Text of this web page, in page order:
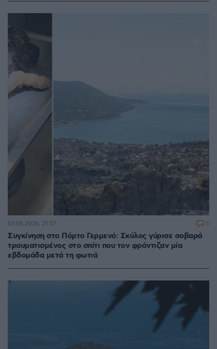
Συγκίνηση στο Πόρτο Γερμενό: Σκύλος γύρισε σοβαρά
τραυματισμένος στο σπίτι που τον φρόντιζαν μία
εβδομάδα μετά τη φωτιά
07.08.2026, 21:57 5